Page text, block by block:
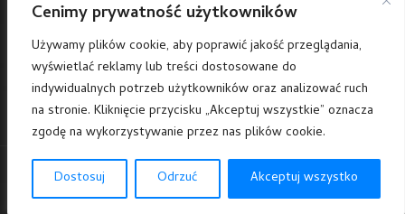
Cenimy prywatność użytkowników
Używamy plików cookie, aby poprawić jakość przeglądania,
wyświetlać reklamy lub treści dostosowane do
indywidualnych potrzeb użytkowników oraz analizować ruch
na stronie. Kliknięcie przycisku „Akceptuj wszystkie” oznacza
zgodę na wykorzystywanie przez nas plików cookie.
Dostosuj Odrzuć Akceptuj wszystko
Telefon:+48 604 550 500
E-mail:sklep@art24.pl
/art24polska
© 2023 art24.pl